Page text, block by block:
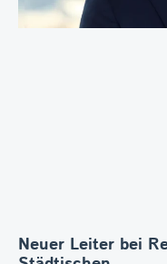
Neuer Leiter bei